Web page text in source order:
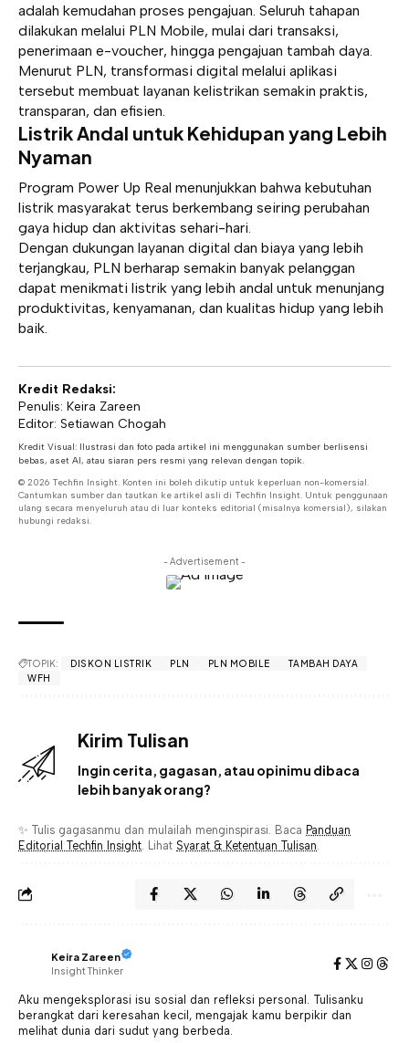
adalah kemudahan proses pengajuan. Seluruh tahapan
dilakukan melalui PLN Mobile, mulai dari transaksi,
penerimaan e-voucher, hingga pengajuan tambah daya.
Menurut PLN, transformasi digital melalui aplikasi
tersebut membuat layanan kelistrikan semakin praktis,
transparan, dan efisien.
Listrik Andal untuk Kehidupan yang Lebih
Nyaman
Program Power Up Real menunjukkan bahwa kebutuhan
listrik masyarakat terus berkembang seiring perubahan
gaya hidup dan aktivitas sehari-hari.
Dengan dukungan layanan digital dan biaya yang lebih
terjangkau, PLN berharap semakin banyak pelanggan
dapat menikmati listrik yang lebih andal untuk menunjang
produktivitas, kenyamanan, dan kualitas hidup yang lebih
baik.
Kredit Redaksi:
Penulis: Keira Zareen
Editor: Setiawan Chogah
Kredit Visual: Ilustrasi dan foto pada artikel ini menggunakan sumber berlisensi
bebas, aset AI, atau siaran pers resmi yang relevan dengan topik.
© 2026 Techfin Insight. Konten ini boleh dikutip untuk keperluan non-komersial.
Cantumkan sumber dan tautkan ke artikel asli di Techfin Insight. Untuk penggunaan
ulang secara menyeluruh atau di luar konteks editorial (misalnya komersial), silakan
hubungi redaksi.
- Advertisement -
TOPIK: DISKON LISTRIK PLN PLN MOBILE
TAMBAH DAYA
WFH
Kirim Tulisan
Ingin cerita, gagasan, atau opinimu dibaca
lebih banyak orang?
✨ Tulis gagasanmu dan mulailah menginspirasi. Baca Panduan
Editorial Techfin Insight . Lihat Syarat & Ketentuan Tulisan
Keira Zareen
Insight Thinker
Aku mengeksplorasi isu sosial dan refleksi personal. Tulisanku
berangkat dari keresahan kecil, mengajak kamu berpikir dan
melihat dunia dari sudut yang berbeda.